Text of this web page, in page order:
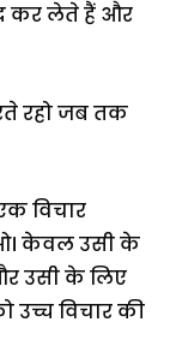
कर लेते हैं और
रहो जब तक
विचार
केवल उसी के
उसी के लिए
उच्च विचार की